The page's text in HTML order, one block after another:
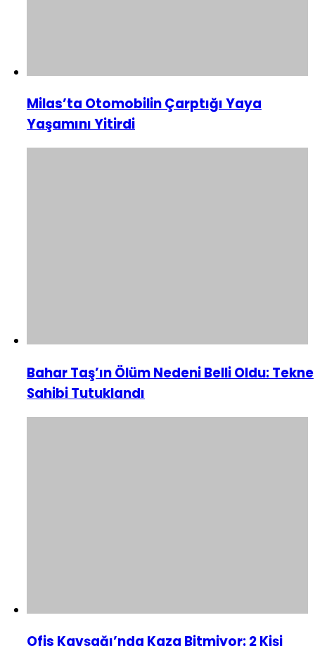
Milas’ta Otomobilin Çarptığı Yaya
Yaşamını Yitirdi
Bahar Taş’ın Ölüm Nedeni Belli Oldu: Tekne
Sahibi Tutuklandı
Ofis Kavşağı’nda Kaza Bitmiyor: 2 Kişi